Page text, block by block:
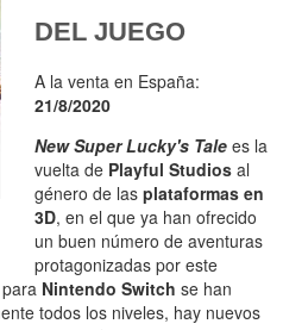
DEL JUEGO
A la venta en España:
21/8/2020
New Super Lucky's Tale es la
vuelta de Playful Studios al
género de lasplataformas en
3D, en el que ya han ofrecido
un buen número de aventuras
protagonizadas por este
Nintendo Switch se han
todos los niveles, hay nuevos